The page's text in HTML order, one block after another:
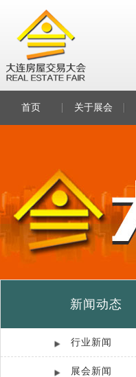
首页 关于展会
新闻动态
行业新闻
展会新闻